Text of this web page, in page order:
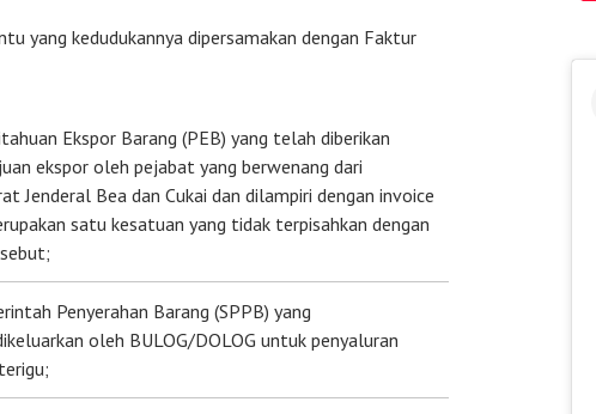
yang kedudukannya dipersamakan dengan Faktur
Ekspor Barang (PEB) yang telah diberikan
ekspor oleh pejabat yang berwenang dari
Jenderal Bea dan Cukai dan dilampiri dengan invoice
satu kesatuan yang tidak terpisahkan dengan
Penyerahan Barang (SPPB) yang
oleh BULOG/DOLOG untuk penyaluran